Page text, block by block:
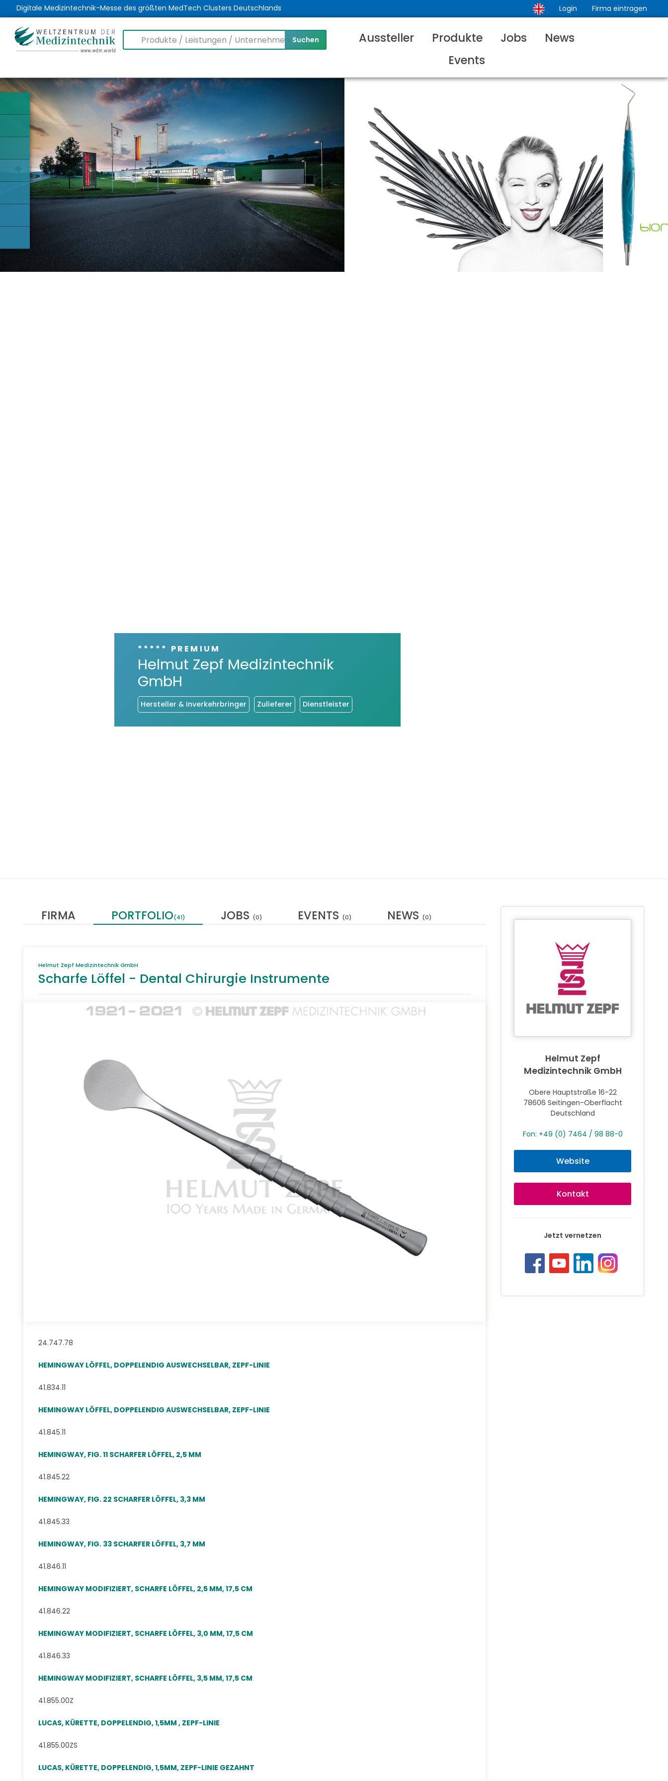
Digitale Medizintechnik-Messe des größten MedTech Clusters Deutschlands Login Firma eintragen
Aussteller Produkte Jobs
News
Events
***** PREMIUM
Helmut Zepf Medizintechnik
GmbH
Hersteller & Inverkehrbringer Zulieferer Dienstleister
FIRMA PORTFOLIO(41) JOBS (0) EVENTS (0) NEWS (0)
Helmut Zepf Medizintechnik GmbH
Scharfe Löffel - Dental Chirurgie Instrumente
24.747.78
HEMINGWAY LÖFFEL, DOPPELENDIG AUSWECHSELBAR, ZEPF-LINIE
41.834.11
HEMINGWAY LÖFFEL, DOPPELENDIG AUSWECHSELBAR, ZEPF-LINIE
41.845.11
HEMINGWAY, FIG. 11 SCHARFER LÖFFEL, 2,5 MM
41.845.22
HEMINGWAY, FIG. 22 SCHARFER LÖFFEL, 3,3 MM
41.845.33
HEMINGWAY, FIG. 33 SCHARFER LÖFFEL, 3,7 MM
41.846.11
HEMINGWAY MODIFIZIERT, SCHARFE LÖFFEL, 2,5 MM, 17,5 CM
41.846.22
HEMINGWAY MODIFIZIERT, SCHARFE LÖFFEL, 3,0 MM, 17,5 CM
41.846.33
HEMINGWAY MODIFIZIERT, SCHARFE LÖFFEL, 3,5 MM, 17,5 CM
41.855.00Z
LUCAS, KÜRETTE, DOPPELENDIG, 1,5MM , ZEPF-LINIE
41.855.00ZS
LUCAS, KÜRETTE, DOPPELENDIG, 1,5MM, ZEPF-LINIE GEZAHNT
Helmut Zepf
Medizintechnik GmbH
Obere Hauptstraße 16-22
78606 Seitingen-Oberflacht
Deutschland
Fon: +49 (0) 7464 / 98 88-0
Website
Kontakt
Jetzt vernetzen